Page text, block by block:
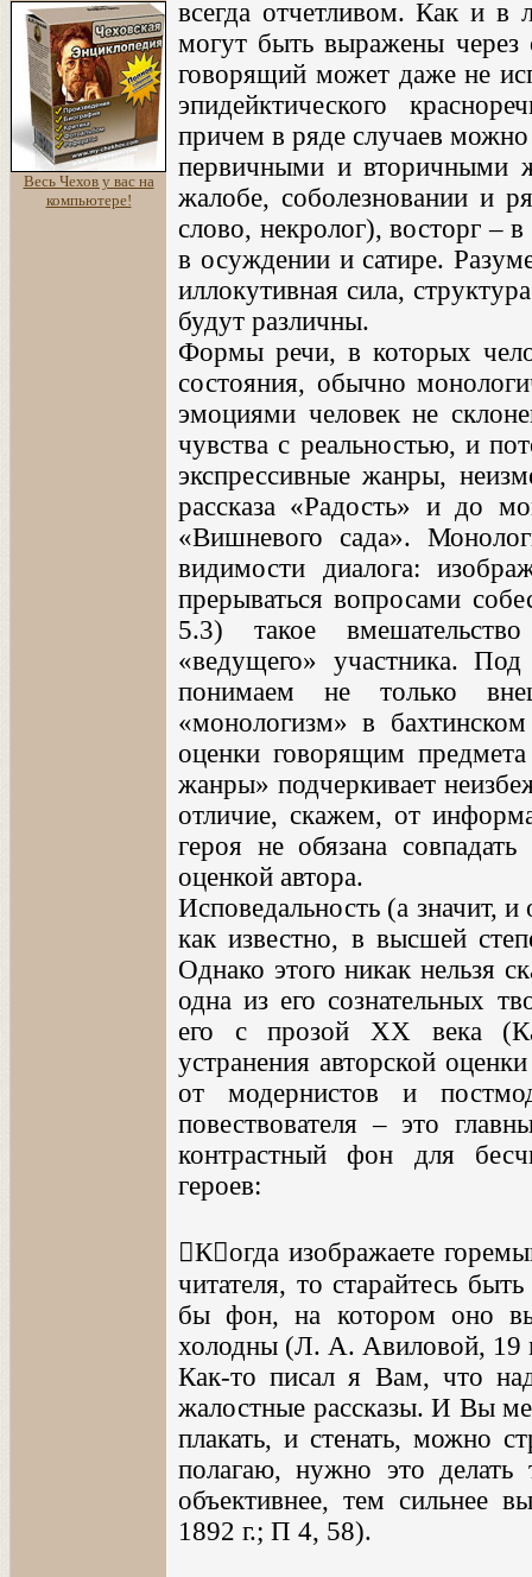
Весь Чехов у вас на
компьютере!
всегда отчетливом. Как и
могут быть выражены
говорящий может даже не
эпидейктического
причем в ряде случаев
первичными и вторичными
жалобе, соболезновании и
слово, некролог), восторг –
в осуждении и сатире.
иллокутивная сила,
будут различны.
Формы речи, в которых
состояния, обычно
эмоциями человек не
чувства с реальностью, и
экспрессивные жанры,
рассказа «Радость» и до
«Вишневого сада».
видимости диалога:
прерываться вопросами
5.3) такое
«ведущего» участника.
понимаем не только
«монологизм» в
оценки говорящим
жанры» подчеркивает
отличие, скажем, от
героя не обязана
оценкой автора.
Исповедальность (а значит,
как известно, в высшей
Однако этого никак нельзя
одна из его сознательных
его с прозой XX века
устранения авторской
от модернистов и
повествователя – это
контрастный фон для
героев:
Когда изображаете
читателя, то старайтесь
бы фон, на котором оно
холодны (Л. А. Авиловой, 19
Как-то писал я Вам, что
жалостные рассказы. И Вы
плакать, и стенать, можно
полагаю, нужно это делать
объективнее, тем сильнее
1892 г.; П 4, 58).